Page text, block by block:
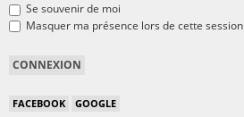
Se souvenir de moi
Masquer ma présence lors de cette session
FACEBOOK GOOGLE